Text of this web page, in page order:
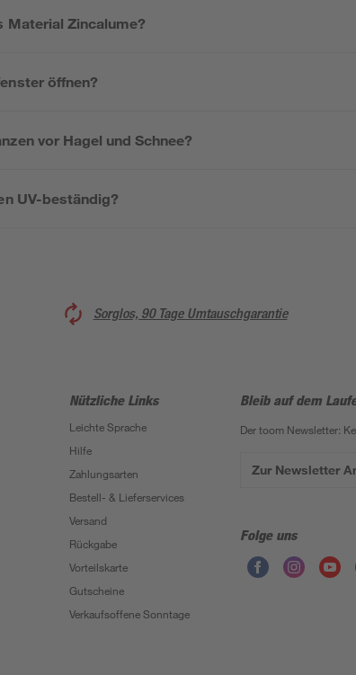
Material Zincalume?
öffnen?
vor Hagel und Schnee?
UV-beständig?
Sorglos, 90 Tage Umtauschgarantie
Nützliche Links
Leichte Sprache
Hilfe
Zahlungsarten
Bestell- & Lieferservices
Versand
Rückgabe
Vorteilskarte
Gutscheine
Verkaufsoffene Sonntage
Bleib auf dem
Der toom Newsletter:
Zur Newsletter
Folge uns